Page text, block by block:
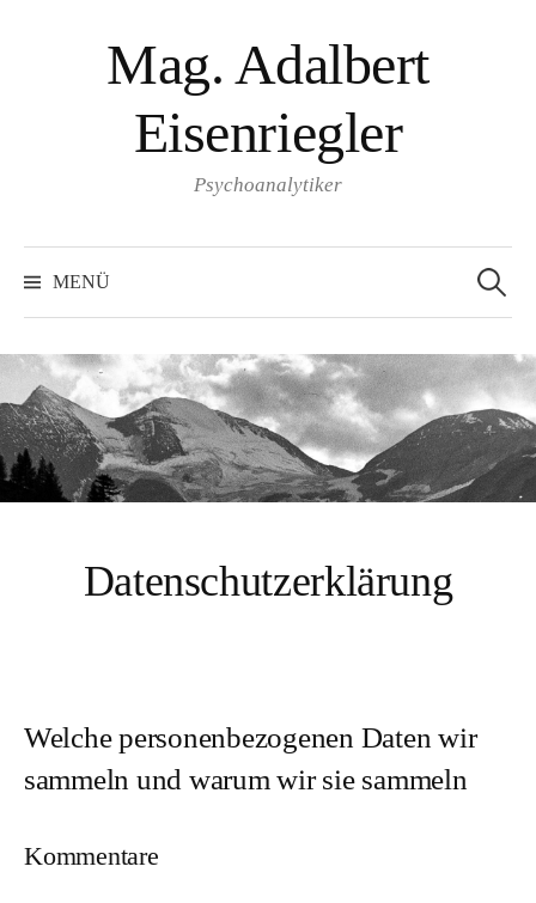
Mag. Adalbert
Eisenriegler
Psychoanalytiker
MENÜ
nach:
Datenschutzerklärung
Welche personenbezogenen Daten wir
sammeln und warum wir sie sammeln
Kommentare